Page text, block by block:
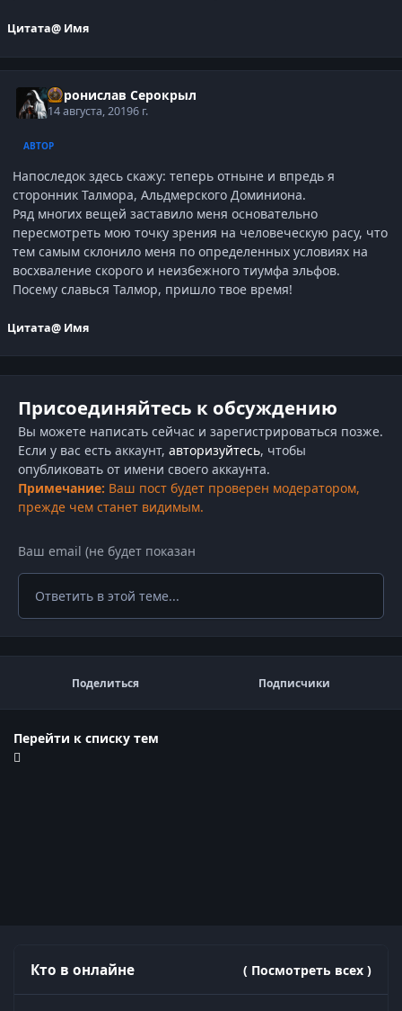
Цитата@ Имя
Воронислав Серокрыл
14 августа, 20196 г.
АВТОР
Напоследок здесь скажу: теперь отныне и впредь я
сторонник Талмора, Альдмерского Доминиона.
Ряд многих вещей заставило меня основательно
пересмотреть мою точку зрения на человеческую расу, что
тем самым склонило меня по определенных условиях на
восхваление скорого и неизбежного тиумфа эльфов.
Посему славься Талмор, пришло твое время!
Цитата@ Имя
Присоединяйтесь к обсуждению
Вы можете написать сейчас и зарегистрироваться позже.
Если у вас есть аккаунт, авторизуйтесь, чтобы
опубликовать от имени своего аккаунта.
Примечание: Ваш пост будет проверен модератором,
прежде чем станет видимым.
Ответить в этой теме...
Поделиться Подписчики
Перейти к списку тем
Кто в онлайне ( Посмотреть всех )